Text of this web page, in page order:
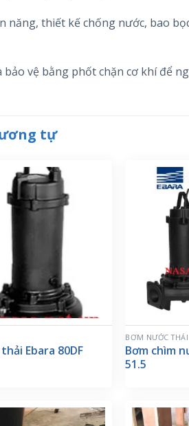
năng, thiết kế chống nước, bao
bảo vệ bằng phốt chặn cơ khí để
tự
Ebara 80DF
BƠM NƯỚC THẢI
Bơm chìm
51.5